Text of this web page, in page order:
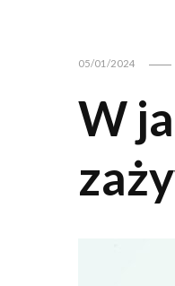
05/01/2024
W